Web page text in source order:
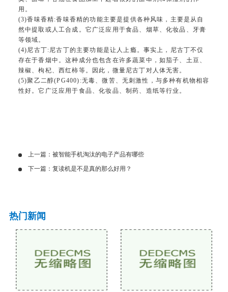
用。
(3)香味香精:香味香精的功能主要是提供各种风味，主要是从自
然中提取或人工合成。它广泛应用于食品、烟草、化妆品、牙膏
等领域。
(4)尼古丁:尼古丁的主要功能是让人上瘾。事实上，尼古丁不仅
存在于香烟中。这种成分也包含在许多蔬菜中，如茄子、土豆、
辣椒、枸杞、西红柿等。因此，微量尼古丁对人体无害。
(5)聚乙二醇(PG400):无毒、微苦、无刺激性，与多种有机物相容
性好。它广泛应用于食品、化妆品、制药、造纸等行业。
上一篇： 被智能手机淘汰的电子产品有哪些
下一篇： 复读机是不是真的那么好用？
热门新闻